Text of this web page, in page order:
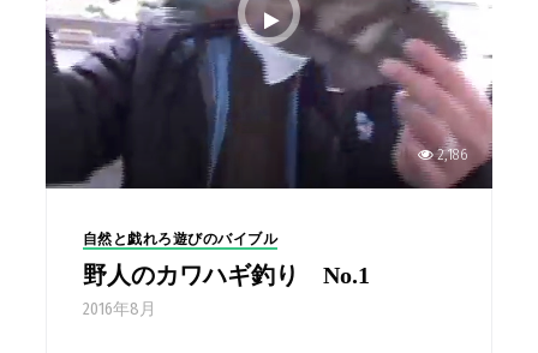
2,186
自然と戯れろ遊びのバイブル
野人のカワハギ釣り No.1
2016年8月